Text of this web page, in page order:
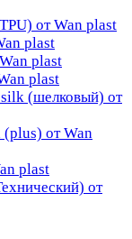
от Wan plast
plast
plast
plast
(шелковый) от
(plus) от Wan
plast
от